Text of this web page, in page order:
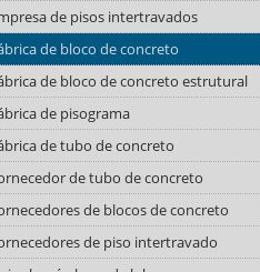
de pisos intertravados
de bloco de concreto
de bloco de concreto estrutural
de pisograma
de tubo de concreto
de tubo de concreto
de blocos de concreto
de piso intertravado